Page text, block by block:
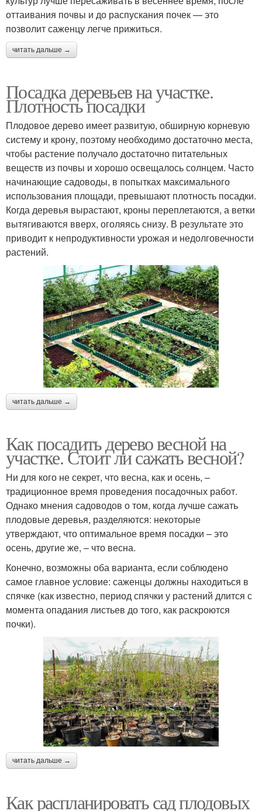
оттаивания почвы и до распускания почек — это
позволит саженцу легче прижиться.
читать дальше →
Посадка деревьев на участке.
Плотность посадки
Плодовое дерево имеет развитую, обширную корневую
систему и крону, поэтому необходимо достаточно места,
чтобы растение получало достаточно питательных
веществ из почвы и хорошо освещалось солнцем. Часто
начинающие садоводы, в попытках максимального
использования площади, превышают плотность посадки.
Когда деревья вырастают, кроны переплетаются, а ветки
вытягиваются вверх, оголяясь снизу. В результате это
приводит к непродуктивности урожая и недолговечности
растений.
читать дальше →
Как посадить дерево весной на
участке. Стоит ли сажать весной?
Ни для кого не секрет, что весна, как и осень, –
традиционное время проведения посадочных работ.
Однако мнения садоводов о том, когда лучше сажать
плодовые деревья, разделяются: некоторые
утверждают, что оптимальное время посадки – это
осень, другие же, – что весна.
Конечно, возможны оба варианта, если соблюдено
самое главное условие: саженцы должны находиться в
спячке (как известно, период спячки у растений длится с
момента опадания листьев до того, как раскроются
почки).
читать дальше →
Как распланировать сад плодовых